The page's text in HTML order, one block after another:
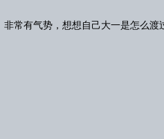
非常有气势，想想自己大一是怎么渡